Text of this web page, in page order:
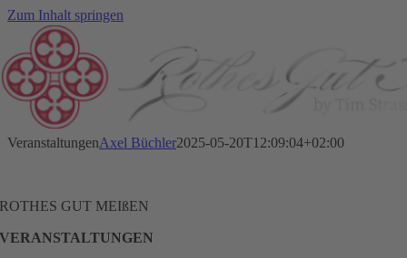
Zum Inhalt springen
VeranstaltungenAxel Büchler2025-05-20T12:09:04+02:00
ROTHES GUT MEIßEN
VERANSTALTUNGEN